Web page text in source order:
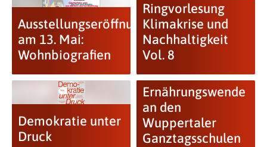
Ausstellungseröffnung
am 13. Mai:
Wohnbiografien
Ringvorlesung
Klimakrise und
Nachhaltigkeit
Vol. 8
Demokratie unter
Druck
Ernährungswende
an den
Wuppertaler
Ganztagsschulen